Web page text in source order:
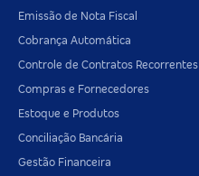
Emissão de Nota Fiscal
Cobrança Automática
Controle de Contratos Recorrentes
Compras e Fornecedores
Estoque e Produtos
Conciliação Bancária
Gestão Financeira